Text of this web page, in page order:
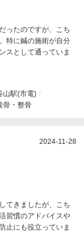
ったのですが、こち
特に鍼の施術が自分
スとして通っていま
山駅(市電)
骨・整骨
2024-11-28
てきましたが、こち
習慣のアドバイスや
止にも役立っていま